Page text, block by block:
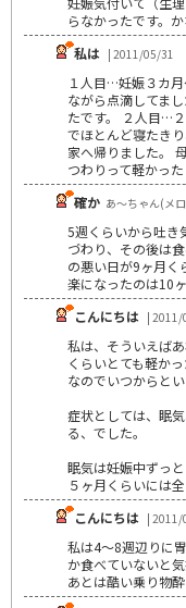
らなかったです。
私は | 2011/05/31
１人目…妊娠３カ
ながら点滴してま
たです。 ２人目…
でほとんど寝たき
家へ帰りました。
つわりって軽かっ
確か あ～ちゃん(メ
5週くらいから吐き
づわり、その後は
の悪い日が9ヶ月く
楽になったのは10
こんにちは | 2011/
私は、そういえば
くらいとても軽かっ
なのでいつからと
症状としては、眠
る、でした。
眠気は妊娠中ずっ
５ヶ月くらいには
こんにちは | 2011/
私は4～8週辺りに
か食べていないと
あとは酷い乗り物酔